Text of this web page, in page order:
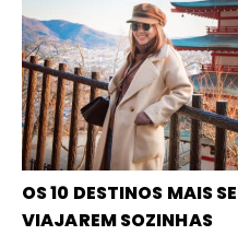
OS 10 DESTINOS MAIS
VIAJAREM SOZINHAS